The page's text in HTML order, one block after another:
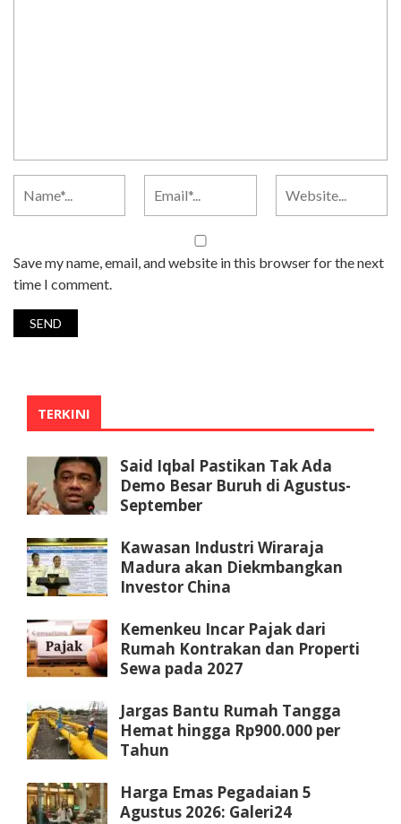
Save my name, email, and website in this browser for the next
time I comment.
TERKINI
Said Iqbal Pastikan Tak Ada
Demo Besar Buruh di Agustus-
September
Kawasan Industri Wiraraja
Madura akan Diekmbangkan
Investor China
Kemenkeu Incar Pajak dari
Rumah Kontrakan dan Properti
Sewa pada 2027
Jargas Bantu Rumah Tangga
Hemat hingga Rp900.000 per
Tahun
Harga Emas Pegadaian 5
Agustus 2026: Galeri24